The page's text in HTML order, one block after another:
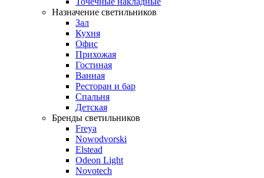
Назначение светильников
Зал
Кухня
Офис
Прихожая
Гостиная
Ванная
Ресторан и бар
Спальня
Детская
Бренды светильников
Freya
Nowodvorski
Elstead
Odeon Light
Novotech